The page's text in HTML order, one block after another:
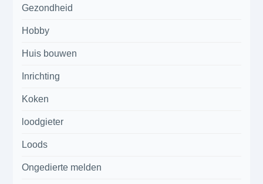
Gezondheid
Hobby
Huis bouwen
Inrichting
Koken
loodgieter
Loods
Ongedierte melden